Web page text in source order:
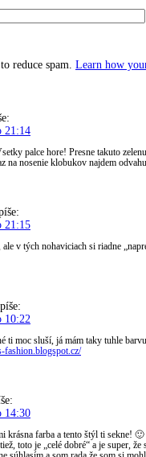
reduce spam. Learn how
21:14
palce hore! Presne takuto
na nosenie klobukov najdem
21:15
v tých nohaviciach si riadne
píše:
10:22
ti moc sluší, já mám taky tuhle
fashion.blogspot.cz/
14:30
krásna farba a tento štýl ti sekne!
toto je „celé dobré“ a je super,